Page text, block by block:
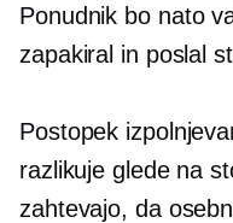
Ponudnik bo nato
zapakiral in poslal
Postopek
razlikuje glede na
zahtevajo, da